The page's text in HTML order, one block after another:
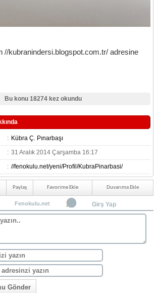
//kubranindersi.blogspot.com.tr/ adresine
Bu konu 18274 kez okundu
: Kübra Ç. Pınarbaşı
: 31 Aralık 2014 Çarşamba 16:17
: //fenokulu.net/yeni/Profil/KubraPinarbasi/
Paylaş Favorime Ekle Duvarıma Ekle
Fenokulu.net Girş Yap
Gönder